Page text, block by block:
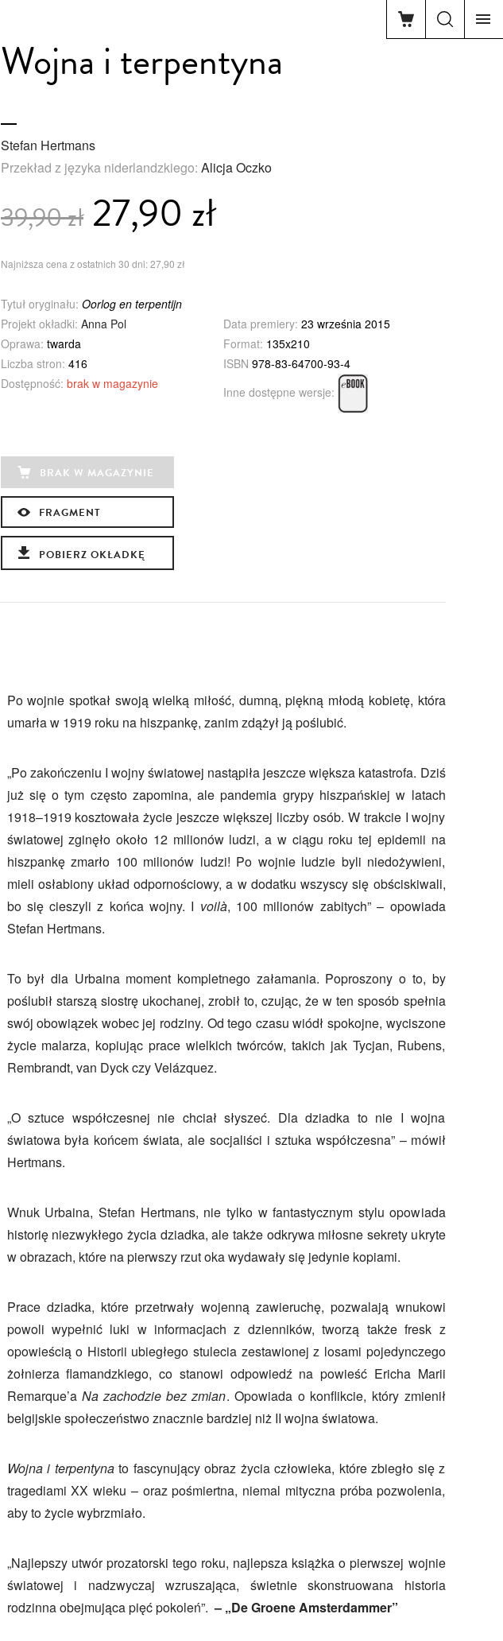
Wojna i terpentyna
Stefan Hertmans
Przekład z języka niderlandzkiego: Alicja Oczko
39,90 zł27,90 zł
Najniższa cena z ostatnich 30 dni: 27,90 zł
Tytuł oryginału: Oorlog en terpentijn
Projekt okładki: Anna Pol Data premiery: 23 września 2015
Oprawa: twarda Format: 135x210
Liczba stron: 416 ISBN 978-83-64700-93-4
Dostępność: brak w magazynie
Inne dostępne wersje:
BRAK W MAGAZYNIE
FRAGMENT
POBIERZ OKŁADKĘ
Po wojnie spotkał swoją wielką miłość, dumną, piękną młodą kobietę, która
umarła w 1919 roku na hiszpankę, zanim zdążył ją poślubić.
„Po zakończeniu I wojny światowej nastąpiła jeszcze większa katastrofa. Dziś
już się o tym często zapomina, ale pandemia grypy hiszpańskiej w latach
1918–1919 kosztowała życie jeszcze większej liczby osób. W trakcie I wojny
światowej zginęło około 12 milionów ludzi, a w ciągu roku tej epidemii na
hiszpankę zmarło 100 milionów ludzi! Po wojnie ludzie byli niedożywieni,
mieli osłabiony układ odpornościowy, a w dodatku wszyscy się obściskiwali,
bo się cieszyli z końca wojny. I voilà, 100 milionów zabitych” – opowiada
Stefan Hertmans.
To był dla Urbaina moment kompletnego załamania. Poproszony o to, by
poślubił starszą siostrę ukochanej, zrobił to, czując, że w ten sposób spełnia
swój obowiązek wobec jej rodziny. Od tego czasu wiódł spokojne, wyciszone
życie malarza, kopiując prace wielkich twórców, takich jak Tycjan, Rubens,
Rembrandt, van Dyck czy Velázquez.
„O sztuce współczesnej nie chciał słyszeć. Dla dziadka to nie I wojna
światowa była końcem świata, ale socjaliści i sztuka współczesna” – mówił
Hertmans.
Wnuk Urbaina, Stefan Hertmans, nie tylko w fantastycznym stylu opowiada
historię niezwykłego życia dziadka, ale także odkrywa miłosne sekrety ukryte
w obrazach, które na pierwszy rzut oka wydawały się jedynie kopiami.
Prace dziadka, które przetrwały wojenną zawieruchę, pozwalają wnukowi
powoli wypełnić luki w informacjach z dzienników, tworzą także fresk z
opowieścią o Historii ubiegłego stulecia zestawionej z losami pojedynczego
żołnierza flamandzkiego, co stanowi odpowiedź na powieść Ericha Marii
Remarque’a Na zachodzie bez zmian. Opowiada o konflikcie, który zmienił
belgijskie społeczeństwo znacznie bardziej niż II wojna światowa.
Wojna i terpentynato fascynujący obraz życia człowieka, które zbiegło się z
tragediami XX wieku – oraz pośmiertna, niemal mityczna próba pozwolenia,
aby to życie wybrzmiało.
„Najlepszy utwór prozatorski tego roku, najlepsza książka o pierwszej wojnie
światowej i nadzwyczaj wzruszająca, świetnie skonstruowana historia
rodzinna obejmująca pięć pokoleń”. – „De Groene Amsterdammer”